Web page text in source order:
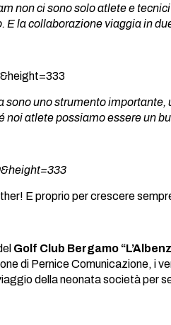
non ci sono solo atlete e tecnici
E la collaborazione viaggia in
sono uno strumento
noi atlete possiamo essere un
E proprio per crescere
Golf Club Bergamo
di Pernice Comunicazione, i
della neonata società per